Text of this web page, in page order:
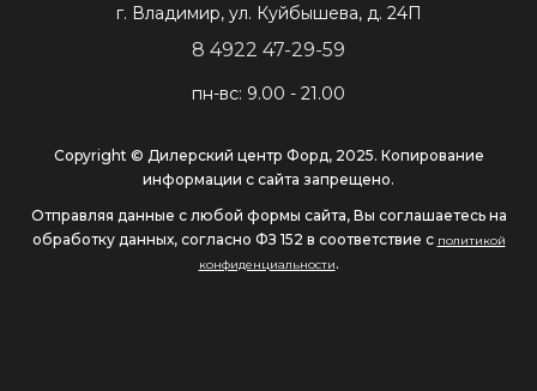
г. Владимир, ул. Куйбышева, д. 24П
8 4922 47-29-59
пн-вс: 9.00 - 21.00
Copyright © Дилерский центр Форд, 2025. Копирование
информации с сайта запрещено.
Отправляя данные с любой формы сайта, Вы соглашаетесь на
обработку данных, согласно ФЗ 152 в соответствие с политикой
конфиденциальности.